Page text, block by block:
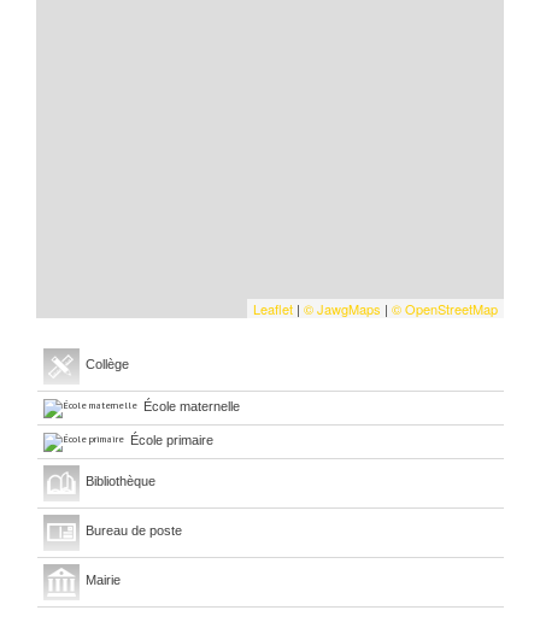
Leaflet | ©JawgMaps | © OpenStreetMap
Collège
École maternelle
École primaire
Bibliothèque
Bureau de poste
Mairie